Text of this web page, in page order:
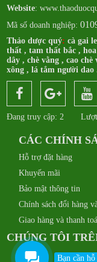
Website:
Mã số doanh nghiệp:
Thảo dược quý:cà gai
thất ,tam thất bắc ,
dây ,chè vằng ,cao chè
xông ,lá tắm người dao
Đang truy cập: 2
CÁC CHÍNH
Hỗ trợ đặt hàng
Khuyến mãi
Bảo mật thông tin
Chính sách đổi hàng
Giao hàng và thanh
CHÚNG TÔI
Bạn cần